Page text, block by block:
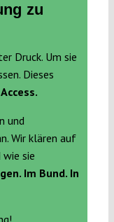
zu
Druck. Um sie
Dieses
und
Wir klären auf
sie
Im Bund. In